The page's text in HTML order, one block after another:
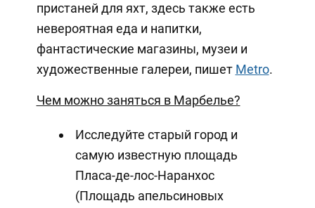
пристаней для яхт, здесь также есть
невероятная еда и напитки,
фантастические магазины, музеи и
художественные галереи, пишет Metro.
Чем можно заняться в Марбелье?
Исследуйте старый город и
самую известную площадь
Пласа-де-лос-Наранхос
(Площадь апельсиновых